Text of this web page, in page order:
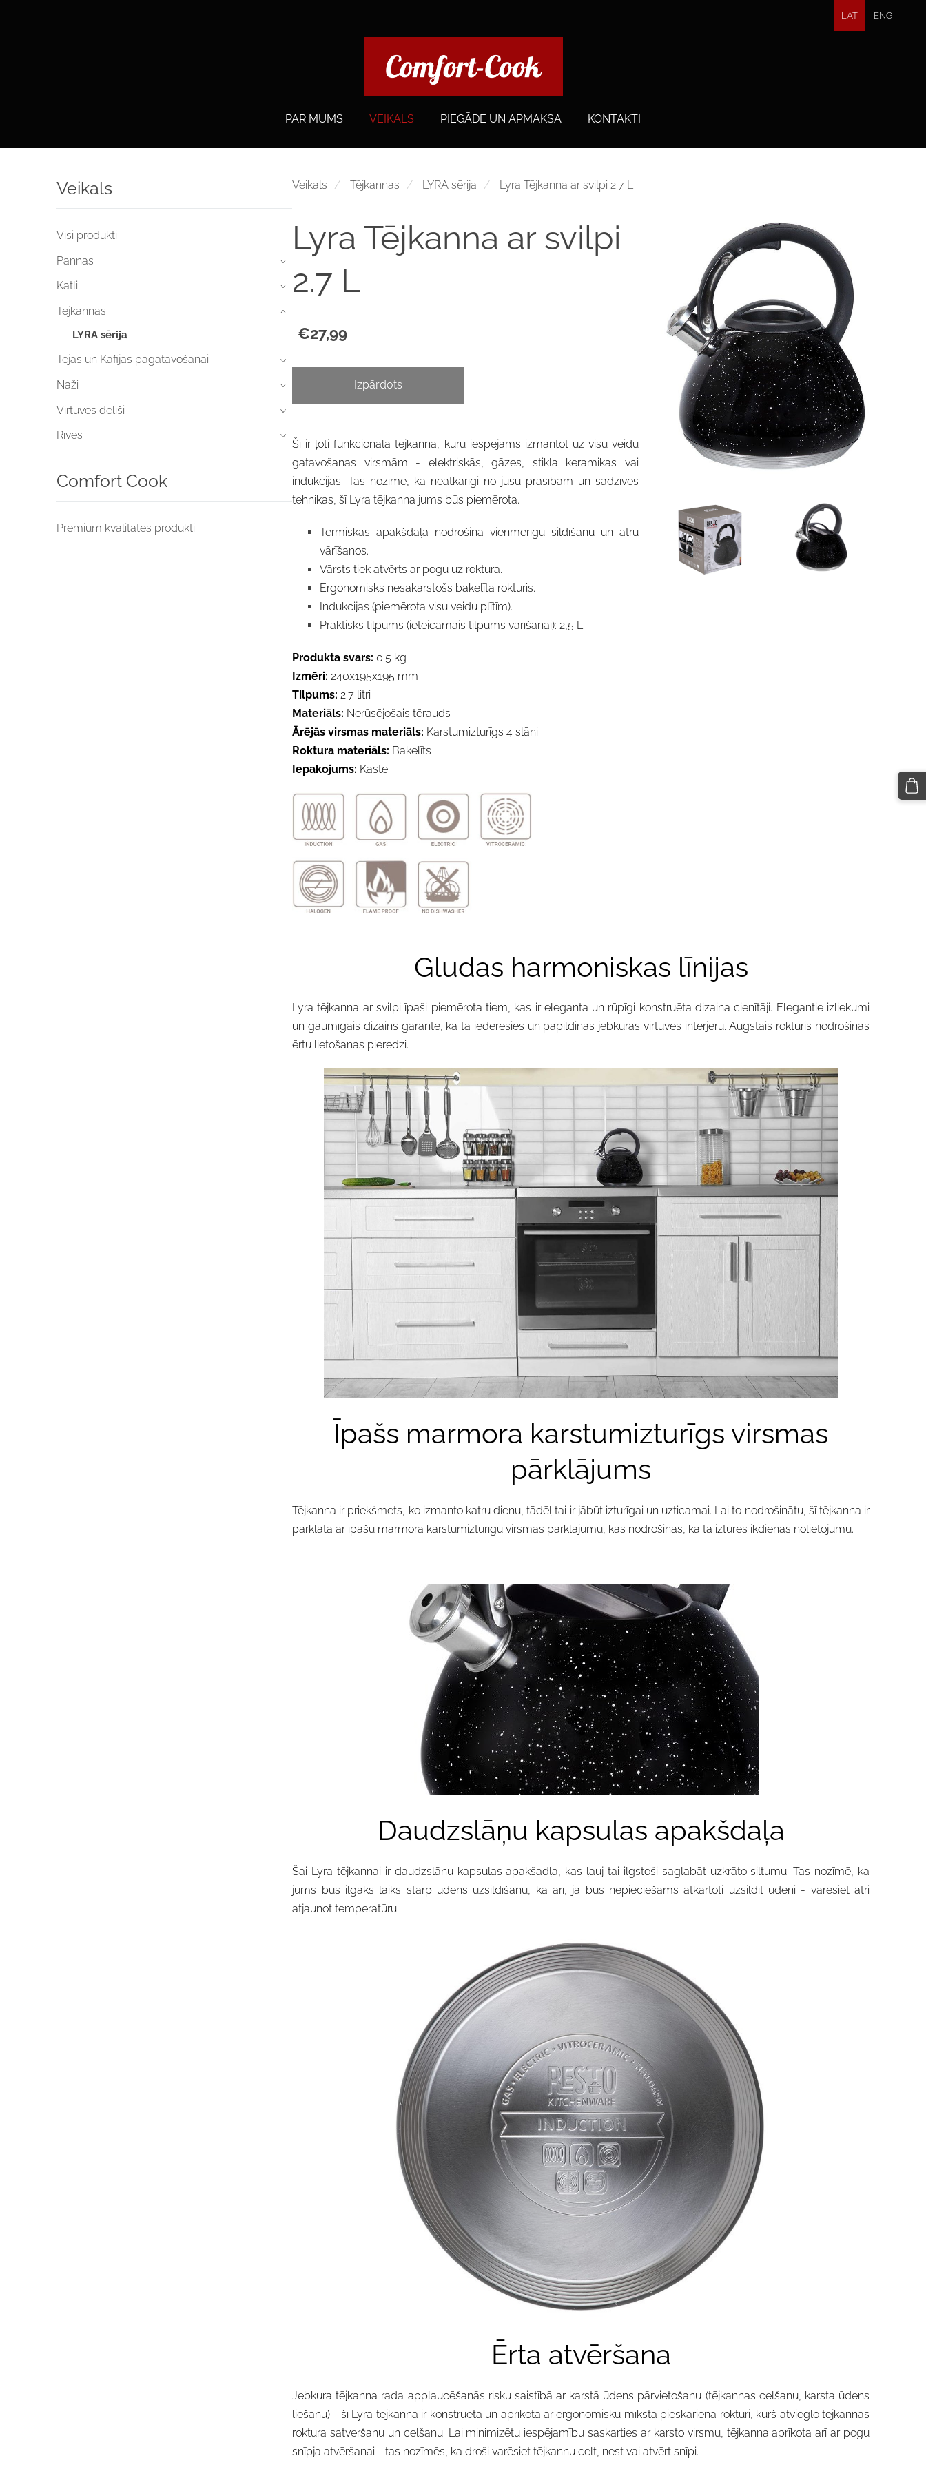
PAR MUMS VEIKALS PIEGĀDE UN APMAKSA KONTAKTI
LAT ENG
Veikals
Visi produkti
Pannas
›
Katli ›
Tējkannas
LYRA sērija
›
Tējas un Kafijas pagatavošanai ›
Naži ›
Virtuves dēlīši ›
Rīves ›
Comfort Cook
Premium kvalitātes produkti
Veikals Tējkannas LYRA sērija Lyra Tējkanna ar svilpi 2.7 L
Lyra Tējkanna ar svilpi
2.7 L
€27,99
Izpārdots
Šī ir ļoti funkcionāla tējkanna, kuru iespējams izmantot uz visu veidu
gatavošanas virsmām - elektriskās, gāzes, stikla keramikas vai
indukcijas. Tas nozīmē, ka neatkarīgi no jūsu prasībām un sadzīves
tehnikas, šī Lyra tējkanna jums būs piemērota.
Termiskās apakšdaļa nodrošina vienmērīgu sildīšanu un ātru
vārīšanos.
Vārsts tiek atvērts ar pogu uz roktura.
Ergonomisks nesakarstošs bakelīta rokturis.
Indukcijas (piemērota visu veidu plītīm).
Praktisks tilpums (ieteicamais tilpums vārīšanai): 2,5 L.
Produkta svars: 0.5 kg
Izmēri: 240x195x195 mm
Tilpums: 2.7 litri
Materiāls: Nerūsējošais tērauds
Ārējās virsmas materiāls: Karstumizturīgs 4 slāņi
Roktura materiāls: Bakelīts
Iepakojums: Kaste
Gludas harmoniskas līnijas
Lyra tējkanna ar svilpi īpaši piemērota tiem, kas ir eleganta un rūpīgi konstruēta dizaina cienītāji. Elegantie izliekumi
un gaumīgais dizains garantē, ka tā iederēsies un papildinās jebkuras virtuves interjeru. Augstais rokturis nodrošinās
ērtu lietošanas pieredzi.
Īpašs marmora karstumizturīgs virsmas
pārklājums
Tējkanna ir priekšmets, ko izmanto katru dienu, tādēļ tai ir jābūt izturīgai un uzticamai. Lai to nodrošinātu, šī tējkanna ir
pārklāta ar īpašu marmora karstumizturīgu virsmas pārklājumu, kas nodrošinās, ka tā izturēs ikdienas nolietojumu.
Daudzslāņu kapsulas apakšdaļa
Šai Lyra tējkannai ir daudzslāņu kapsulas apakšadļa, kas ļauj tai ilgstoši saglabāt uzkrāto siltumu. Tas nozīmē, ka
jums būs ilgāks laiks starp ūdens uzsildīšanu, kā arī, ja būs nepieciešams atkārtoti uzsildīt ūdeni - varēsiet ātri
atjaunot temperatūru.
Ērta atvēršana
Jebkura tējkanna rada applaucēšanās risku saistībā ar karstā ūdens pārvietošanu (tējkannas celšanu, karsta ūdens
liešanu) - šī Lyra tējkanna ir konstruēta un aprīkota ar ergonomisku mīksta pieskāriena rokturi, kurš atvieglo tējkannas
roktura satveršanu un celšanu. Lai minimizētu iespējamību saskarties ar karsto virsmu, tējkanna aprīkota arī ar pogu
snīpja atvēršanai - tas nozīmēs, ka droši varēsiet tējkannu celt, nest vai atvērt snīpi.